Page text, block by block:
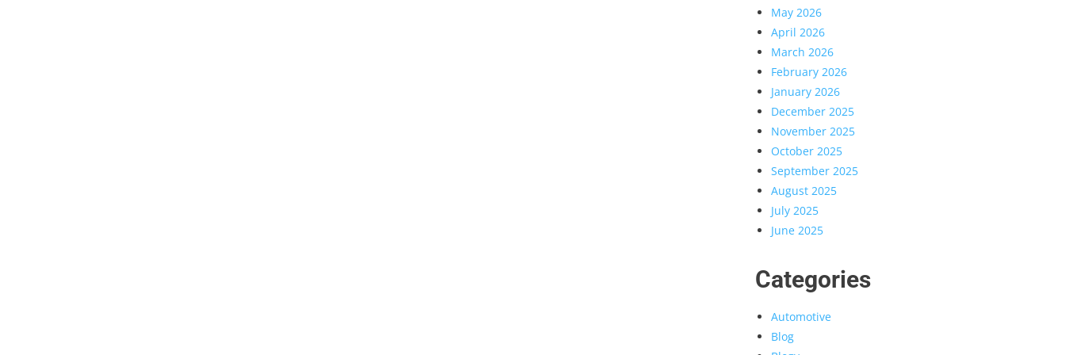
May 2026
April 2026
March 2026
February 2026
January 2026
December 2025
November 2025
October 2025
September 2025
August 2025
July 2025
June 2025
Categories
Automotive
Blog